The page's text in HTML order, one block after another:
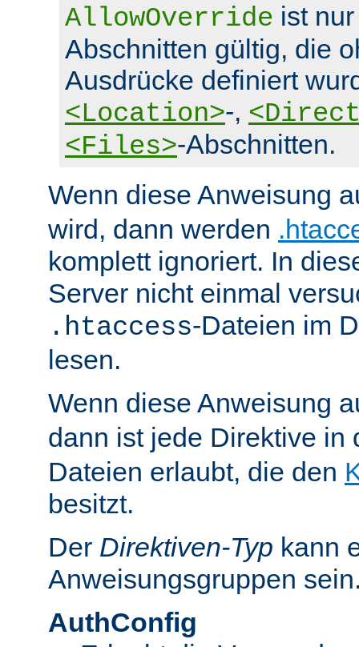
AllowOverride ist
Abschnitten gültig, die
Ausdrücke definiert
<Location>-,
<Files>-Abschnitten.
Wenn diese Anweisung
wird, dann werden
komplett ignoriert. In
Server nicht einmal
.htaccess-Dateien im
lesen.
Wenn diese Anweisung
dann ist jede Direktive in
Dateien erlaubt, die den
besitzt.
Der Direktiven-Typ kann
Anweisungsgruppen
AuthConfig